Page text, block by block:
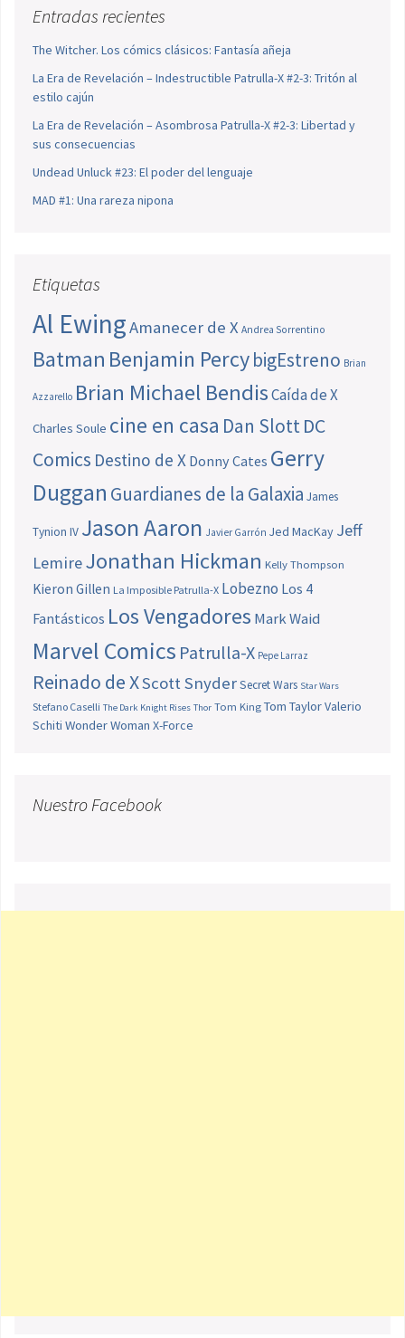
Entradas recientes
The Witcher. Los cómics clásicos: Fantasía añeja
La Era de Revelación – Indestructible Patrulla-X #2-3: Tritón al
estilo cajún
La Era de Revelación – Asombrosa Patrulla-X #2-3: Libertad y
sus consecuencias
Undead Unluck #23: El poder del lenguaje
MAD #1: Una rareza nipona
Etiquetas
Al EwingAmanecer de X Andrea Sorrentino
Batman Benjamin PercybigEstreno Brian
Azzarello Brian Michael BendisCaída de X
Charles Soule cine en casa Dan SlottDC
Comics Destino de X Donny Cates Gerry
Duggan Guardianes de la Galaxia James
Tynion IV Jason Aaron Javier Garrón Jed MacKay Jeff
LemireJonathan Hickman Kelly Thompson
Kieron Gillen La Imposible Patrulla-X Lobezno Los 4
Fantásticos Los Vengadores Mark Waid
Marvel Comics Patrulla-X Pepe Larraz
Reinado de XScott SnyderSecret Wars Star Wars
Stefano Caselli The Dark Knight Rises Thor Tom King Tom TaylorValerio
Schiti Wonder Woman X-Force
Nuestro Facebook